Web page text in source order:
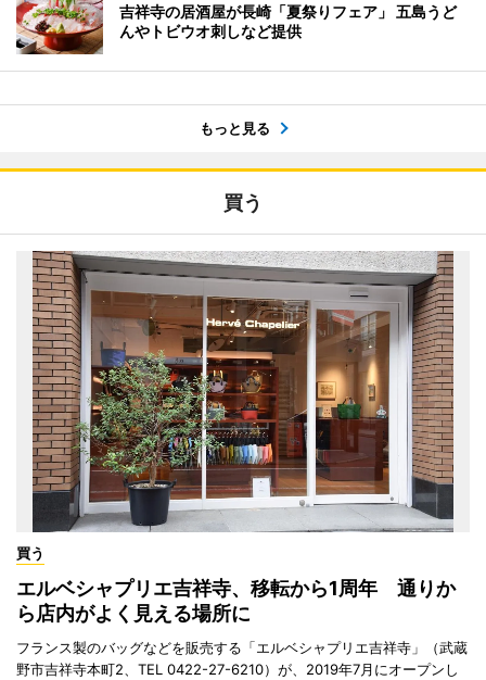
吉祥寺の居酒屋が長崎「夏祭りフェア」 五島うど
んやトビウオ刺しなど提供
もっと見る
買う
買う
エルベシャプリエ吉祥寺、移転から1周年 通りか
ら店内がよく見える場所に
フランス製のバッグなどを販売する「エルベシャプリエ吉祥寺」（武蔵
野市吉祥寺本町2、TEL 0422-27-6210）が、2019年7月にオープンし